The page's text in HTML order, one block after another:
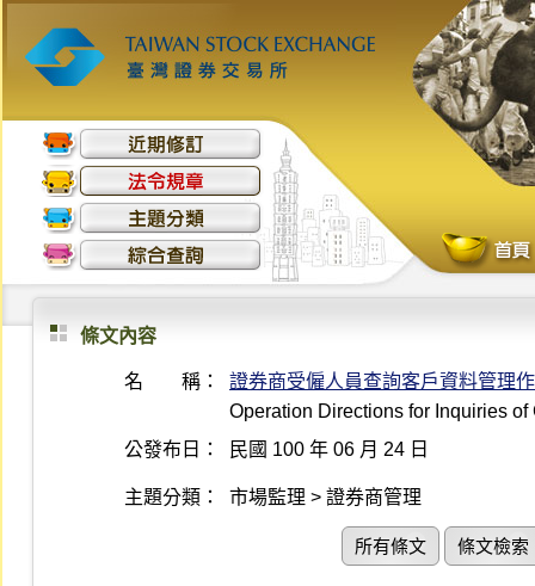
條文內容
名 稱：
證券商受僱人員查詢客戶資料管理
Operation Directions for Inquiries
公發布日：
民國 100 年 06 月 24 日
主題分類： 市場監理 > 證券商管理
所有條文 條文檢索